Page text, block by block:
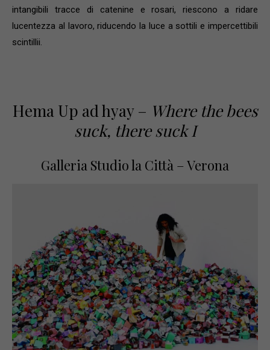
intangibili tracce di catenine e rosari, riescono a ridare
lucentezza al lavoro, riducendo la luce a sottili e impercettibili
scintillii.
Hema Up ad hyay – Where the bees
suck, there suck I
Galleria Studio la Città – Verona